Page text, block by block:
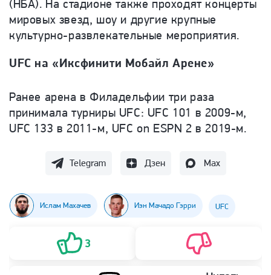
(НБА). На стадионе также проходят концерты
мировых звезд, шоу и другие крупные
культурно-развлекательные мероприятия.
UFC на «Иксфинити Мобайл Арене»
Ранее арена в Филадельфии три раза
принимала турниры UFC: UFC 101 в 2009-м,
UFC 133 в 2011-м, UFC on ESPN 2 в 2019-м.
Telegram Дзен Max
Ислам Махачев Иэн Мачадо Гэрри UFC
3